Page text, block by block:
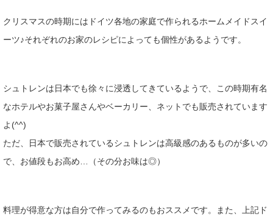
クリスマスの時期にはドイツ各地の家庭で作られるホームメイドスイ
ーツ♪それぞれのお家のレシピによっても個性があるようです。
シュトレンは日本でも徐々に浸透してきているようで、この時期有名
なホテルやお菓子屋さんやベーカリー、ネットでも販売されています
よ(^^)
ただ、日本で販売されているシュトレンは高級感のあるものが多いの
で、お値段もお高め…（その分お味は◎）
料理が得意な方は自分で作ってみるのもおススメです。また、上記ド